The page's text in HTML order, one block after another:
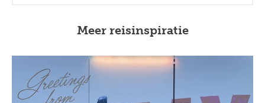
Meer reisinspiratie